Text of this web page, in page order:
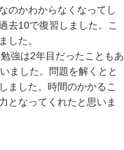
のかわからなくなってし
去10で復習しました。こ
した。
強は2年目だったこともあ
ました。問題を解くとと
ました。時間のかかるこ
となってくれたと思いま